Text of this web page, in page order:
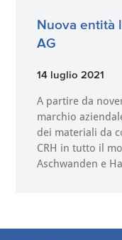
Nuova entità
AG
14 luglio 2021
A partire da
marchio
dei materiali da
CRH in tutto il
Aschwanden e